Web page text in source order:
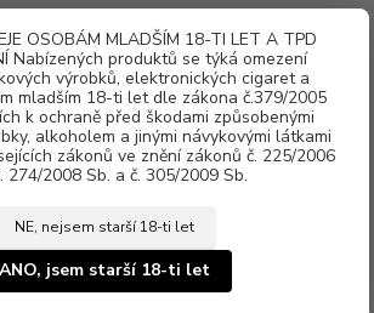
OSOBÁM MLADŠÍM 18-TI LET A TPD
Nabízených produktů se týká omezení
výrobků, elektronických cigaret a
mladším 18-ti let dle zákona č.379/2005
k ochraně před škodami způsobenými
alkoholem a jinými návykovými látkami
zákonů ve znění zákonů č. 225/2006
274/2008 Sb. a č. 305/2009 Sb.
NE, nejsem starší 18-ti let
ANO, jsem starší 18-ti let
Menu
za0 Kč
VOOPOO
Elektronická cigareta VOOPOO
White
cigareta VOOPOO